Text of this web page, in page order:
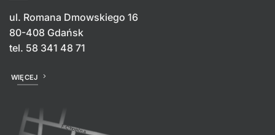
ul. Romana Dmowskiego 16
80-408 Gdańsk
tel. 58 341 48 71
WIĘCEJ